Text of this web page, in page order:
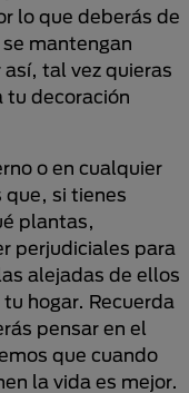
lo que deberás de
mantengan
tal vez quieras
tu decoración
o en cualquier
que, si tienes
plantas,
perjudiciales para
alejadas de ellos
hogar. Recuerda
pensar en el
que cuando
la vida es mejor.